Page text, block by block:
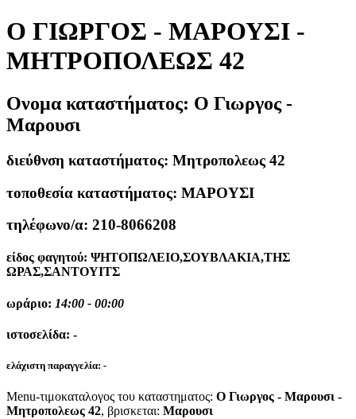
Ο ΓΙΩΡΓΟΣ - ΜΑΡΟΥΣΙ -
ΜΗΤΡΟΠΟΛΕΩΣ 42
Ονομα καταστήματος: Ο Γιωργος -
Μαρουσι
διεύθνση καταστήματος: Μητροπολεως 42
τοποθεσία καταστήματος: ΜΑΡΟΥΣΙ
τηλέφωνο/α: 210-8066208
είδος φαγητού: ΨΗΤΟΠΩΛΕΙΟ,ΣΟΥΒΛΑΚΙΑ,ΤΗΣ
ΩΡΑΣ,ΣΑΝΤΟΥΙΤΣ
ωράριο: 14:00 - 00:00
ιστοσελίδα: -
ελάχιστη παραγγελία: -
Menu-τιμοκαταλογος του καταστηματος: Ο Γιωργος - Μαρουσι -
Μητροπολεως 42, βρισκεται: Μαρουσι